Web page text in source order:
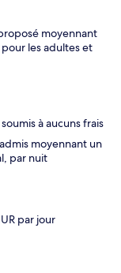
moyennant
pour les adultes et
à aucuns frais
moyennant un
par nuit
par jour